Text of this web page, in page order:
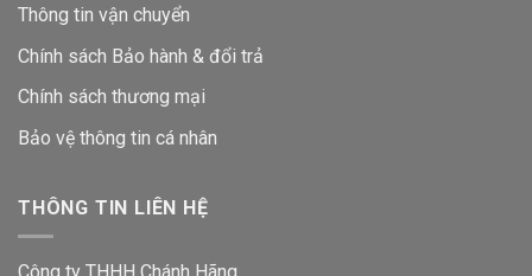
Thông tin vận chuyển
Chính sách Bảo hành & đổi trả
Chính sách thương mại
Bảo vệ thông tin cá nhân
THÔNG TIN LIÊN HỆ